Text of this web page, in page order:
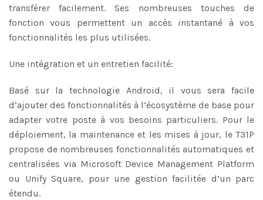
transférer facilement. Ses nombreuses touches de
fonction vous permettent un accès instantané à vos
fonctionnalités les plus utilisées.
Une intégration et un entretien facilité:
Basé sur la technologie Android, il vous sera facile
d’ajouter des fonctionnalités à l’écosystème de base pour
adapter votre poste à vos besoins particuliers. Pour le
déploiement, la maintenance et les mises à jour, le T31P
propose de nombreuses fonctionnalités automatiques et
centralisées via Microsoft Device Management Platform
ou Unify Square, pour une gestion facilitée d’un parc
étendu.